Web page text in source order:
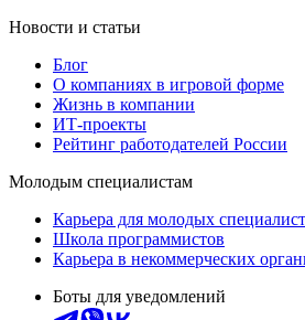
Новости и статьи
Блог
О компаниях в игровой форме
Жизнь в компании
ИТ-проекты
Рейтинг работодателей России
Молодым специалистам
Карьера для молодых
Школа программистов
Карьера в некоммерческих
Боты для уведомлений